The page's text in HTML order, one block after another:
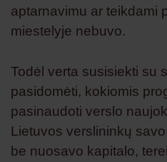
aptarnavimu ar teikdami
miestelyje nebuvo.
Todėl verta susisiekti su
pasidomėti, kokiomis
pasinaudoti verslo
Lietuvos verslininkų
be nuosavo kapitalo,